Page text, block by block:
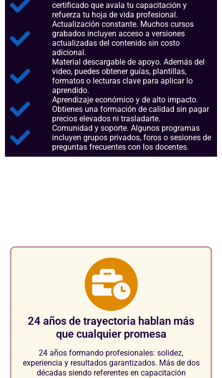
certificado que avala tu capacitación y
refuerza tu hoja de vida profesional.
Actualización constante. Muchos cursos
grabados incluyen acceso a versiones
actualizadas del contenido sin costo
adicional.
Material descargable de apoyo. Además del
video, puedes obtener guías, plantillas,
formatos o lecturas clave para aplicar lo
aprendido.
Aprendizaje económico y de alto impacto.
Obtienes una formación de calidad sin pagar
precios elevados ni trasladarte.
Comunidad y soporte. Algunos programas
incluyen grupos privados, foros o sesiones de
preguntas frecuentes con los docentes.
24 años de trayectoria hablan más
que cualquier promesa
24 años formando profesionales: solidez,
experiencia y resultados garantizados. Más de dos
décadas siendo referentes en capacitación